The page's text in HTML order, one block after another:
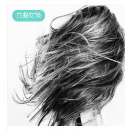
白髪対策